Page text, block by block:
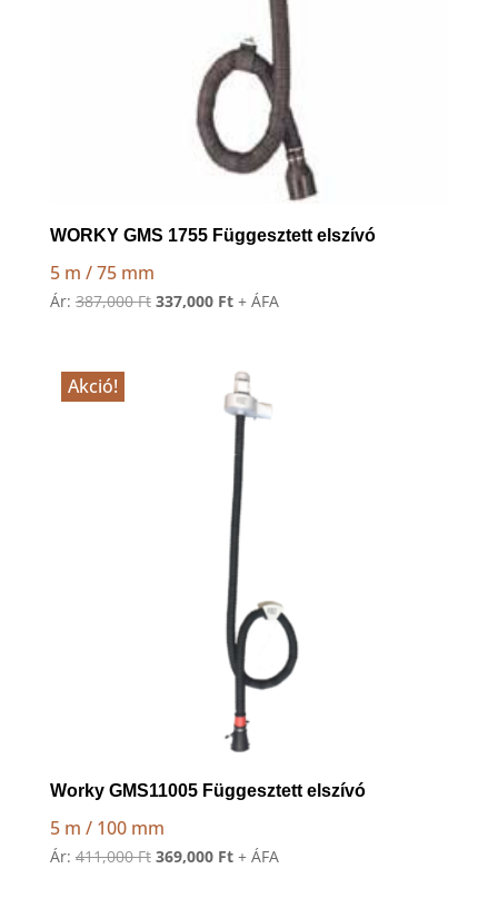
WORKY GMS 1755 Függesztett elszívó
5 m / 75 mm
Ár: 387,000Ft Original
337,000 FtCurrent
337,000 Ft.
+ ÁFA
Akció!
Worky GMS11005 Függesztett elszívó
5 m / 100 mm
Ár: 411,000Ft Original
369,000 FtCurrent
+ ÁFA